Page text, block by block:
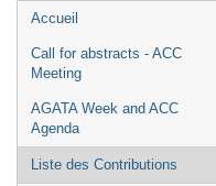
Menu
de
l'événement
Accueil
Call for abstracts - ACC
Meeting
AGATA Week and ACC
Agenda
Liste des Contributions